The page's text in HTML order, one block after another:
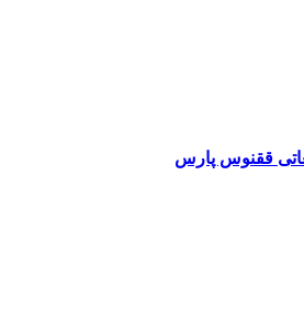
ققنوس پارس